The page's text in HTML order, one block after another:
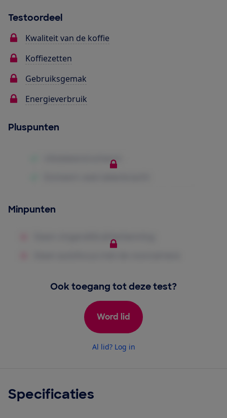
Testoordeel
Kwaliteit van de koffie
Koffiezetten
Gebruiksgemak
Energieverbruik
Pluspunten
Minpunten
Ook toegang tot deze test?
Word lid
Al lid? Log in
Specificaties